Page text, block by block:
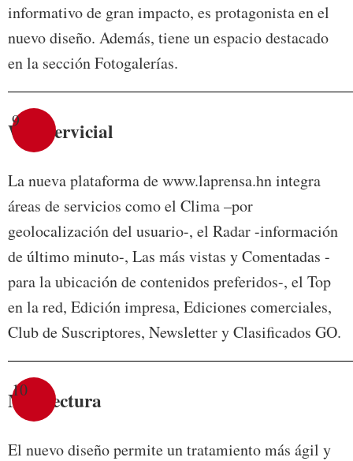
informativo de gran impacto, es protagonista en el
nuevo diseño. Además, tiene un espacio destacado
en la sección Fotogalerías.
9
Web servicial
La nueva plataforma de www.laprensa.hn integra
áreas de servicios como el Clima –por
geolocalización del usuario-, el Radar -información
de último minuto-, Las más vistas y Comentadas -
para la ubicación de contenidos preferidos-, el Top
en la red, Edición impresa, Ediciones comerciales,
Club de Suscriptores, Newsletter y Clasificados GO.
10
Más lectura
El nuevo diseño permite un tratamiento más ágil y